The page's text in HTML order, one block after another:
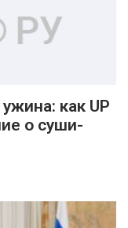
как UP
о суши-